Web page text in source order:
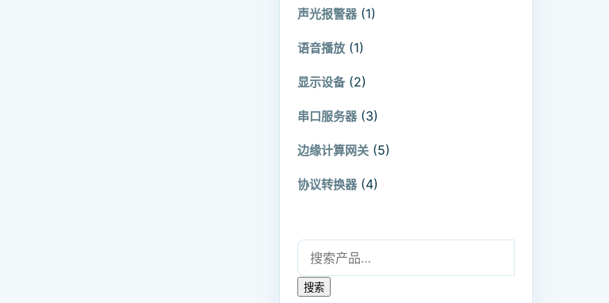
声光报警器 (1)
语音播放 (1)
显示设备 (2)
串口服务器 (3)
边缘计算网关 (5)
协议转换器 (4)
搜索：
搜索